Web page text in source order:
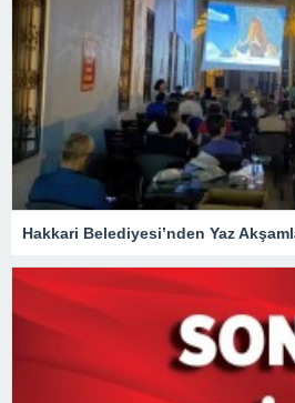
Hakkari Belediyesi’nden Yaz